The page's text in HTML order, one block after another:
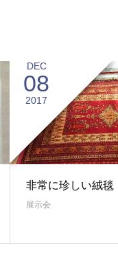
DEC
08
2017
非常に珍しい絨毯
展示会